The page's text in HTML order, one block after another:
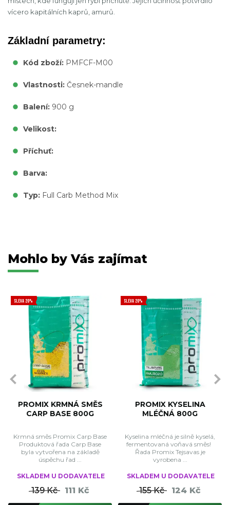
vícero kapitálních kaprů, amurů.
Základní parametry:
Kód zboží: PMFCF-M00
Vlastnosti: Česnek-mandle
Balení: 900 g
Velikost:
Příchuť:
Barva:
Typ: Full Carb Method Mix
Mohlo by Vás zajímat
SLEVA 20%
PROMIX KRMNÁ SMĚS
CARP BASE 800G
Krmná směs Promix Carp Base
Produktová řada Carp Base
byla vytvořena na základě
úspěchu řad ...
SKLADEM U DODAVATELE
139 Kč 111 Kč
SLEVA 20%
PROMIX KYSELINA
MLÉČNÁ 800G
Kyselina mléčná je silně kyselá,
fermentovaná voňavá směs!
Řada Promix Tejsavas je
vyrobena ...
SKLADEM U DODAVATELE
155 Kč 124 Kč